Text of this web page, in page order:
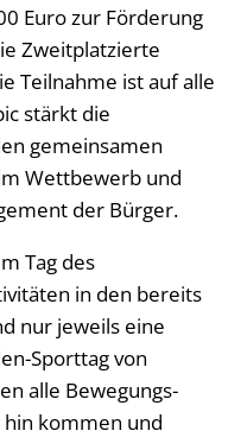
Euro zur Förderung
Zweitplatzierte
Teilnahme ist auf alle
stärkt die
gemeinsamen
Wettbewerb und
der Bürger.
Tag des
in den bereits
nur jeweils eine
Sporttag von
alle Bewegungs-
kommen und